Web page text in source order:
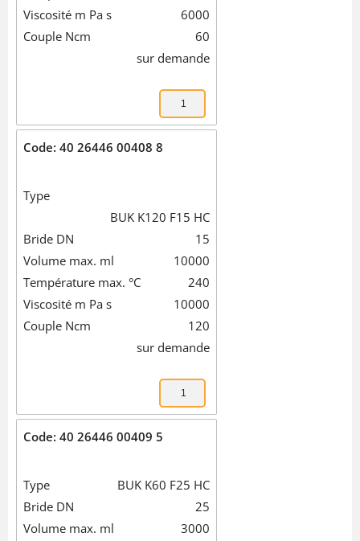
Viscosité m Pa s
6000
Couple Ncm
60
sur demande
Code: 40 26446 00408 8
Type
BUK K120 F15 HC
Bride DN
15
Volume max. ml
10000
Température max. °C
240
Viscosité m Pa s
10000
Couple Ncm
120
sur demande
Code: 40 26446 00409 5
Type
BUK K60 F25 HC
Bride DN
25
Volume max. ml
3000